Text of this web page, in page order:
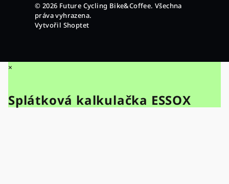
© 2026 Future Cycling Bike&Coffee. Všechna
práva vyhrazena.
Vytvořil Shoptet
×
Splátková kalkulačka ESSOX